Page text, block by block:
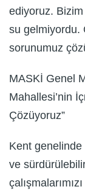
ediyoruz.
su gelmiyordu.
sorunumuz
MASKİ Genel
Mahallesi’nin
Çözüyoruz”
Kent genelinde
ve